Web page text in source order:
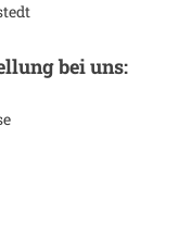
bei uns: